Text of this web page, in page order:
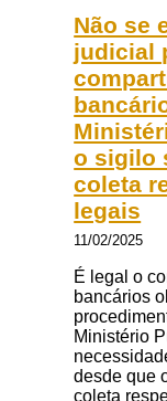
Não se
judicial
o sigilo
coleta
legais
11/02/2025
É legal o
bancários
Ministério
desde que
coleta